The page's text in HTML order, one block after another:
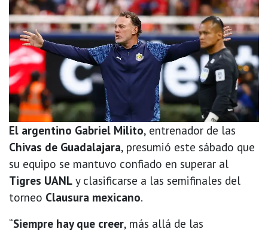
El argentino Gabriel Milito, entrenador de las
Chivas de Guadalajara, presumió este sábado que
su equipo se mantuvo confiado en superar al
Tigres UANL y clasificarse a las semifinales del
torneo Clausura mexicano.
“Siempre hay que creer, más allá de las